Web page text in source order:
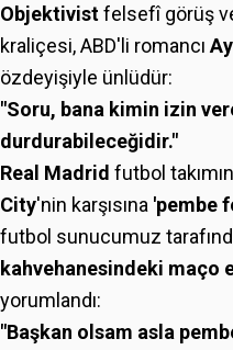
Objektivistfelsefî görüş
kraliçesi, ABD'li romancı
özdeyişiyle ünlüdür:
"Soru, bana kimin izin
durdurabileceğidir."
Real Madrid futbol
City'nin karşısına 'pembe
futbol sunucumuz
kahvehanesindeki maço
yorumlandı:
"Başkan olsam asla